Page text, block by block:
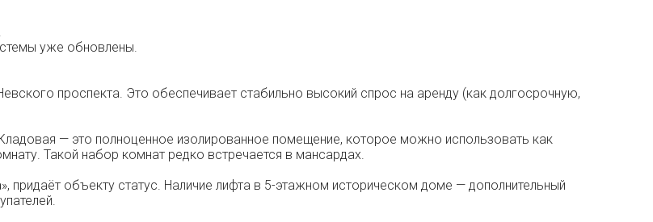
уже обновлены.
проспекта. Это обеспечивает стабильно высокий спрос на аренду (как долгосрочную,
— это полноценное изолированное помещение, которое можно использовать как
Такой набор комнат редко встречается в мансардах.
придаёт объекту статус. Наличие лифта в 5-этажном историческом доме — дополнительный